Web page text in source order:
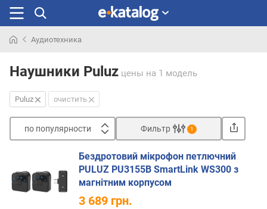
раньше
Аудиотехника
Наушники Puluz цены на 1 модель
Puluz очистить
по популярности
о
п
Фильтр 1
Бездротовий мікрофон петлючний
PULUZ PU3155B SmartLink WS300 з
магнітним корпусом
3 689 грн.